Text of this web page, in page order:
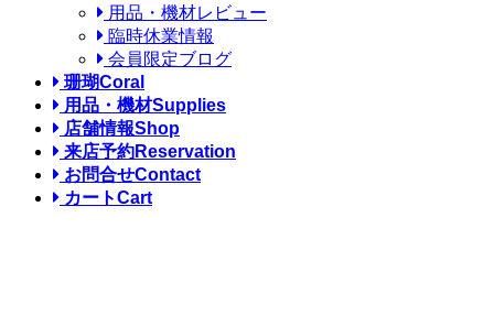
用品・機材レビュー
臨時休業情報
会員限定ブログ
珊瑚Coral
用品・機材Supplies
店舗情報Shop
来店予約Reservation
お問合せContact
カートCart